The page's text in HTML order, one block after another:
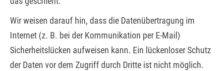
Wir weisen darauf hin, dass die Datenübertragung im
Internet (z. B. bei der Kommunikation per E-Mail)
Sicherheitslücken aufweisen kann. Ein lückenloser Schutz
der Daten vor dem Zugriff durch Dritte ist nicht möglich.